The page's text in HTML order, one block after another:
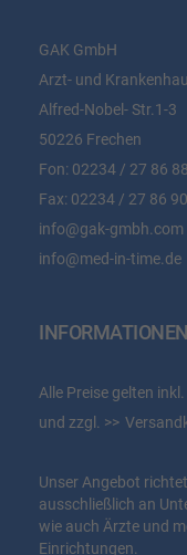
GAK GmbH
Arzt- und
Alfred-Nobel- Str.1-3
50226 Frechen
Fon: 02234 / 27 86 88
Fax: 02234 / 27 86 90
info@gak-gmbh.com
info@med-in-time.de
INFORMATIONEN
Alle Preise gelten
und zzgl.
Unser Angebot
ausschließlich an
wie auch Ärzte und
Einrichtungen.